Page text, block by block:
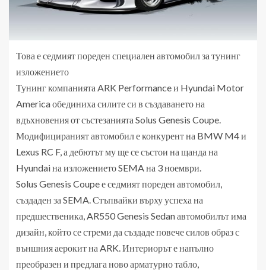
Това е седмият пореден специален автомобил за тунинг
изложението
Тунинг компанията ARK Performance и Hyundai Motor
America обединиха силите си в създаването на
вдъхновения от състезанията Solus Genesis Coupe.
Модифицираният автомобил е конкурент на BMW M4 и
Lexus RC F, а дебютът му ще се състои на щанда на
Hyundai на изложението SEMA на 3 ноември.
Solus Genesis Coupe е седмият пореден автомобил,
създаден за SEMA. Стъпвайки върху успеха на
предшественика, AR550 Genesis Sedan автомобилът има
дизайн, който се стреми да създаде повече силов образ с
външния аерокит на ARK. Интериорът е напълно
преобразен и предлага ново арматурно табло,